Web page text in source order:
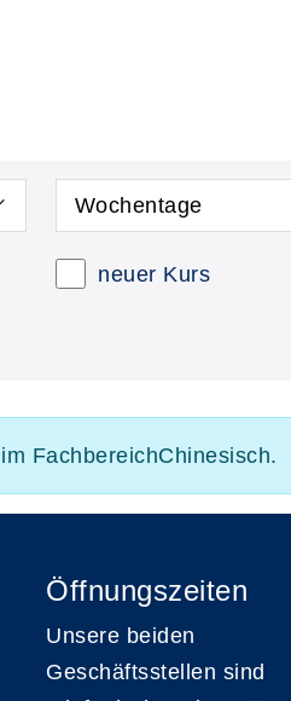
Wochentage
neuer Kurs
FachbereichChinesisch.
Öffnungszeiten
Unsere beiden
Geschäftsstellen sind